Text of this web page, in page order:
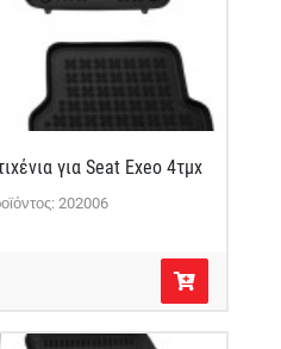
για Seat Exeo 4τμχ
202006